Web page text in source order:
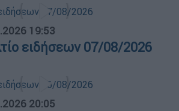
19:53
ειδήσεων 07/08/2026
20:05